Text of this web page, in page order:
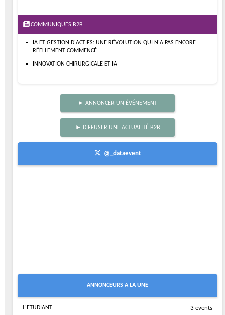
COMMUNIQUES B2B
IA ET GESTION D'ACTIFS: UNE RÉVOLUTION QUI N'A PAS ENCORE
RÉELLEMENT COMMENCÉ
INNOVATION CHIRURGICALE ET IA
► ANNONCER UN ÉVÉNEMENT
► DIFFUSER UNE ACTUALITÉ B2B
@_dataevent
ANNONCEURS A LA UNE
L'ETUDIANT 3 events